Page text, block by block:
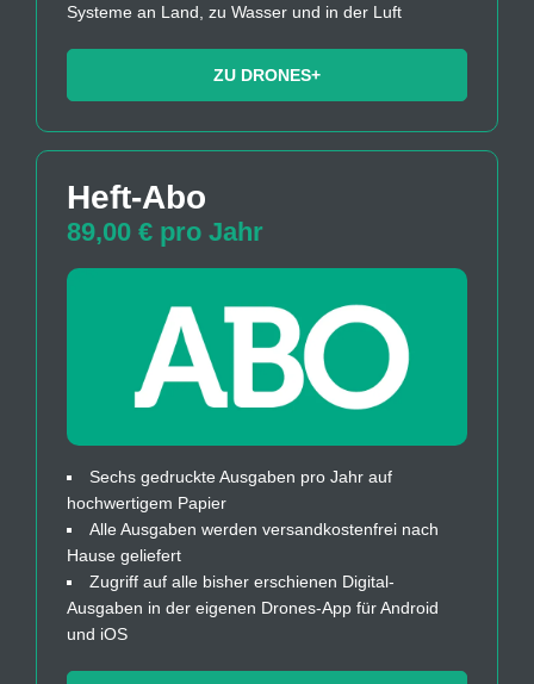
Systeme an Land, zu Wasser und in der Luft
ZU DRONES+
Heft-Abo
89,00 € pro Jahr
Sechs gedruckte Ausgaben pro Jahr auf
hochwertigem Papier
Alle Ausgaben werden versandkostenfrei nach
Hause geliefert
Zugriff auf alle bisher erschienen Digital-
Ausgaben in der eigenen Drones-App für Android
und iOS